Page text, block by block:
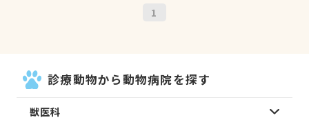
1
診療動物から動物病院を探す
獣医科